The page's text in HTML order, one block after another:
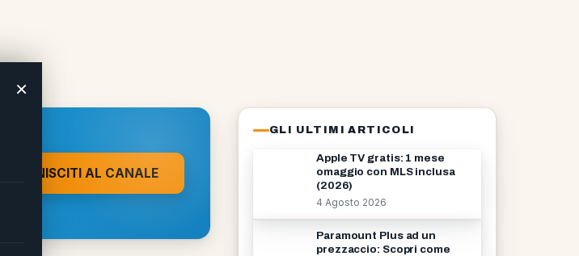
×
UNISCITI AL CANALE
GLI ULTIMI ARTICOLI
Apple TV gratis: 1 mese
omaggio con MLS inclusa
(2026)
4 Agosto 2026
Paramount Plus ad un
prezzaccio: Scopri come